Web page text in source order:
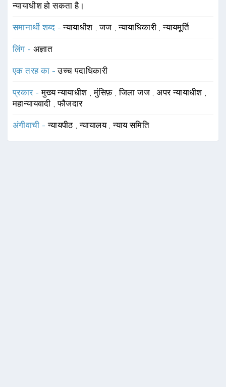
न्यायाधीश हो सकता है।
समानार्थी शब्द -न्यायाधीश ,जज ,न्यायाधिकारी ,न्यायमूर्ति
लिंग - अज्ञात
एक तरह का -उच्च पदाधिकारी
प्रकार -मुख्य न्यायाधीश ,मुंसिफ़ ,जिला जज ,अपर न्यायाधीश ,
महान्यायवादी ,फौजदार
अंगीवाची -न्यायपीठ ,न्यायालय ,न्याय समिति